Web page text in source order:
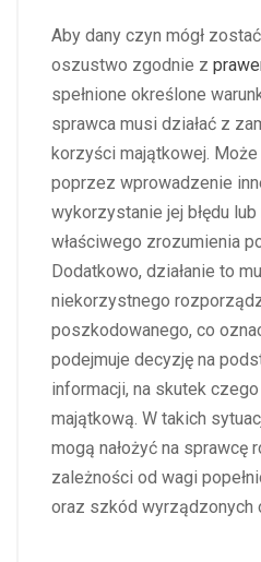
Aby dany czyn mógł
oszustwo zgodnie z
spełnione określone
sprawca musi działać z
korzyści majątkowej.
poprzez wprowadzenie
wykorzystanie jej błędu
właściwego zrozumienia
Dodatkowo, działanie to
niekorzystnego
poszkodowanego, co
podejmuje decyzję na
informacji, na skutek
majątkową. W takich
mogą nałożyć na sprawcę
zależności od wagi
oraz szkód wyrządzonych